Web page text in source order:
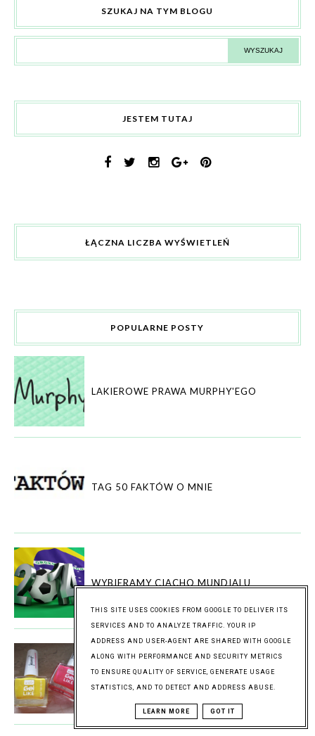
SZUKAJ NA TYM BLOGU
JESTEM TUTAJ
ŁĄCZNA LICZBA WYŚWIETLEŃ
POPULARNE POSTY
LAKIEROWE PRAWA MURPHY'EGO
TAG 50 FAKTÓW O MNIE
WYBIERAMY CIACHO MUNDIALU
ZAKWITŁY W SŁOŃCU...
THIS SITE USES COOKIES FROM GOOGLE TO DELIVER ITS
SERVICES AND TO ANALYZE TRAFFIC. YOUR IP
ADDRESS AND USER-AGENT ARE SHARED WITH GOOGLE
ALONG WITH PERFORMANCE AND SECURITY METRICS
TO ENSURE QUALITY OF SERVICE, GENERATE USAGE
STATISTICS, AND TO DETECT AND ADDRESS ABUSE.
LEARN MORE GOT IT